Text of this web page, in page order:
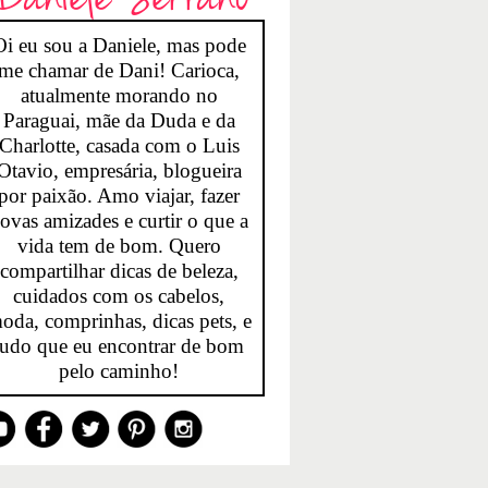
eu sou a Daniele, mas pode
chamar de Dani! Carioca,
atualmente morando no
Paraguai, mãe da Duda e da
casada com o Luis
empresária, blogueira
paixão. Amo viajar, fazer
amizades e curtir o que a
vida tem de bom. Quero
compartilhar dicas de beleza,
cuidados com os cabelos,
comprinhas, dicas pets, e
que eu encontrar de bom
pelo caminho!